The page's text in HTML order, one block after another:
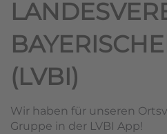
(LVBI)
Wir haben für unseren
Gruppe in der LVBI App!